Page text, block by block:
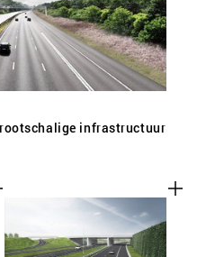
infrastructuur